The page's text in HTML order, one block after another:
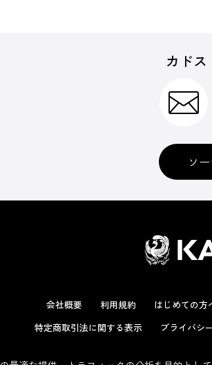
カド
ソ
会社概要 利用規約 はじめての方
特定商取引法に関する表示
プライバシ